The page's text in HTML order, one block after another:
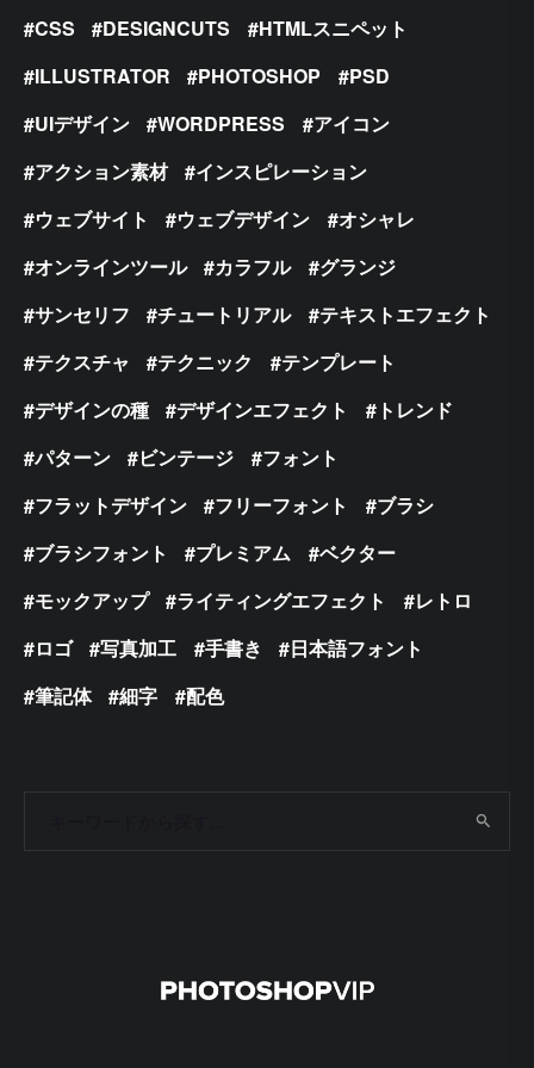
CSS DESIGNCUTS
HTMLスニペット
ILLUSTRATOR
PHOTOSHOP
PSD
UIデザイン
WORDPRESS
アイコン
アクション素材
インスピレーション
ウェブサイト
ウェブデザイン
オシャレ
オンラインツール
カラフル
グランジ
サンセリフ
チュートリアル
テキストエフェクト
テクスチャ
テクニック
テンプレート
デザインの種
デザインエフェクト
トレンド
パターン
ビンテージ
フォント
フラットデザイン
フリーフォント
ブラシ
ブラシフォント
プレミアム
ベクター
モックアップ
ライティングエフェクト
レトロ
ロゴ
写真加工 手書き
日本語フォント
筆記体
細字 配色